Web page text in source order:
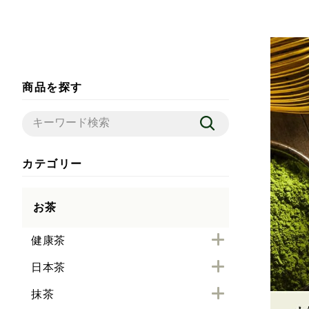
商品を探す
カテゴリー
お茶
健康茶
日本茶
抹茶